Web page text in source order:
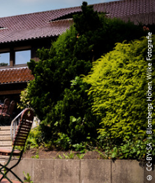
© CC-BY-SA | Blombergs Höhen, Wilke Fotografie